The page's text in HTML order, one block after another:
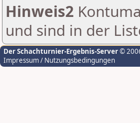
Hinweis2
und sind in der
Der Schachturnier-Ergebnis-Server©
Impressum / Nutzungsbedingungen